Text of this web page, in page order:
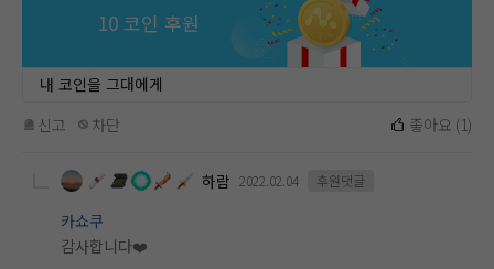
10 코인 후원
내 코인을 그대에게
신고
차단 좋아요 (1)
하람 2022.02.04 후원댓글
카쇼쿠
감사합니다❤️